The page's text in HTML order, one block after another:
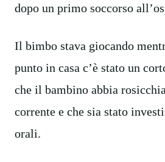
dopo un primo soccorso
Il bimbo stava giocando
punto in casa c’è stato un
che il bambino abbia
corrente e che sia stato
orali.